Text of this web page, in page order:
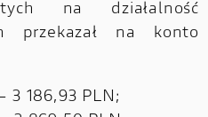
na działalność
przekazał na konto
3 186,93 PLN;